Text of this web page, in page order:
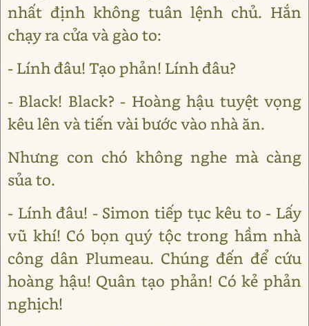
nhất định không tuân lệnh chủ. Hắn
chạy ra cửa và gào to:
- Lính đâu! Tạo phản! Lính đâu?
- Black! Black? - Hoàng hậu tuyệt vọng
kêu lên và tiến vài bước vào nhà ăn.
Nhưng con chó không nghe mà càng
sủa to.
- Lính đâu! - Simon tiếp tục kêu to - Lấy
vũ khí! Có bọn quý tộc trong hầm nhà
công dân Plumeau. Chúng đến để cứu
hoàng hậu! Quân tạo phản! Có kẻ phản
nghịch!